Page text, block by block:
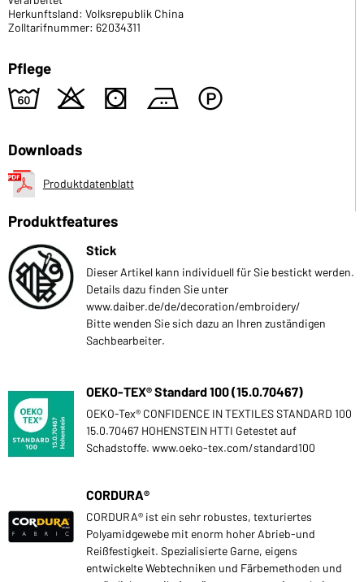
Herkunftsland: Volksrepublik China
Zolltarifnummer: 62034311
Pflege
4 o s b W
Downloads
Produktdatenblatt
Produktfeatures
Stick
Dieser Artikel kann individuell für Sie bestickt werden.
Details dazu finden Sie unter
www.daiber.de/de/decoration/embroidery/
Bitte wenden Sie sich dazu an Ihren zuständigen
Sachbearbeiter.
OEKO-TEX® Standard 100 (15.0.70467)
OEKO-Tex® CONFIDENCE IN TEXTILES STANDARD 100
15.0.70467 HOHENSTEIN HTTI Getestet auf
Schadstoffe. www.oeko-tex.com/standard100
CORDURA®
CORDURA® ist ein sehr robustes, texturiertes
Polyamidgewebe mit enorm hoher Abrieb-und
Reißfestigkeit. Spezialisierte Garne, eigens
entwickelte Webtechniken und Färbemethoden und